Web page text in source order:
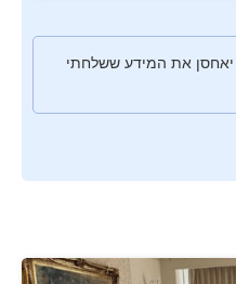
את המידע ששלחתי